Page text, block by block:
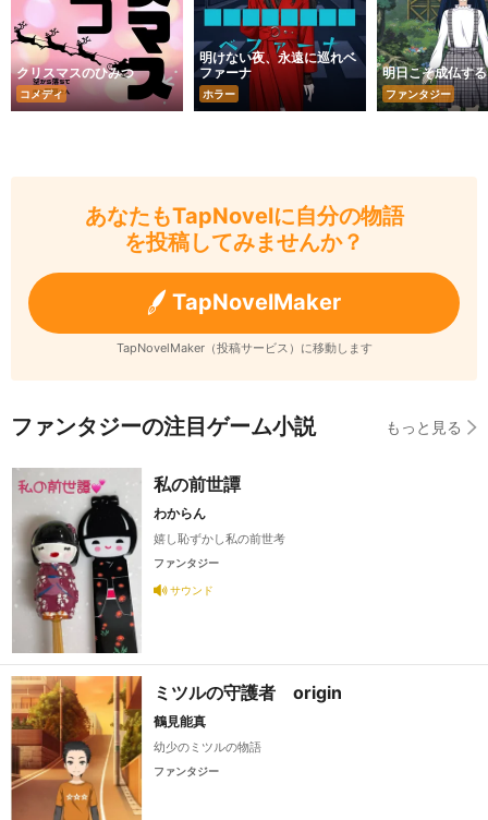
クリスマスのひみつ
コメディ
明けない夜、永遠に巡れベ
ファーナ
ホラー
明日こそ成仏す
ファンタジー
あなたもTapNovelに自分の物語
を投稿してみませんか？
TapNovelMaker
TapNovelMaker（投稿サービス）に移動します
ファンタジーの注目ゲーム小説 もっと見る
私の前世譚
わからん
嬉し恥ずかし私の前世考
ファンタジー
サウンド
ミツルの守護者 origin
鶴見能真
幼少のミツルの物語
ファンタジー